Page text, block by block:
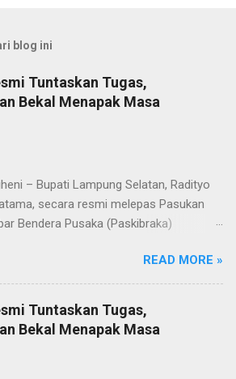
blog ini
Tuntaskan Tugas,
Bekal Menapak Masa
– Bupati Lampung Selatan, Radityo
secara resmi melepas Pasukan
Bendera Pusaka (Paskibraka)
dilakukan usai upacara penurunan
di Lapangan Menara Siger, Bakauheni,
malam (17/8/2025). Sebanyak 41
Paskibraka yang sebelumnya sukses
Sang Saka Merah Putih pada
READ MORE »
Tuntaskan Tugas,
Bekal Menapak Masa